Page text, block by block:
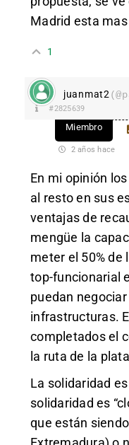
Madrid esta
1
juanmat2
#2825639
Miembro
2 años hace
En mi opinión
al resto en sus
ventajas de
mengüe la
meter el 50%
top-funcionarial
puedan
infrastructuras.
completados el
la ruta de la
La solidaridad
solidaridad es
que están